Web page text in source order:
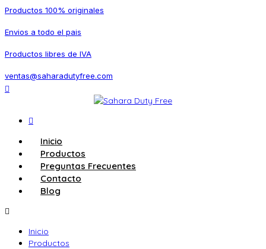
Productos 100% originales
Envios a todo el pais
Productos libres de IVA
ventas@saharadutyfree.com
Inicio
Productos
Preguntas Frecuentes
Contacto
Blog
Inicio
Productos